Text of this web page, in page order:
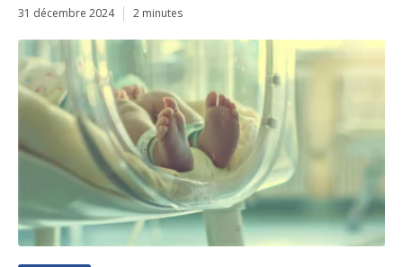
31 décembre 2024 2 minutes